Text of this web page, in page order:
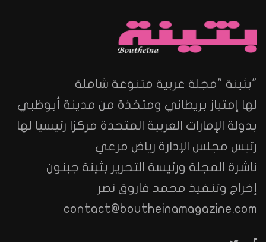
"بثينة "مجلة عربية متنوعة شاملة
لها إمتياز بريطاني ومتخذة من مدينة أبوظبي
بدولة الإمارات العربية المتحدة مركزا رئيسيا لها
رئيس مجلس الإدارة رياض مرعي
ناشرة المجلة ورئيسة التحرير بثينة جبنون
إخراج وتنفيذ محمد فاروق نصر
contact@boutheinamagazine.com